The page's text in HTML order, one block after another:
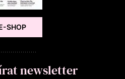
SHOP
newsletter